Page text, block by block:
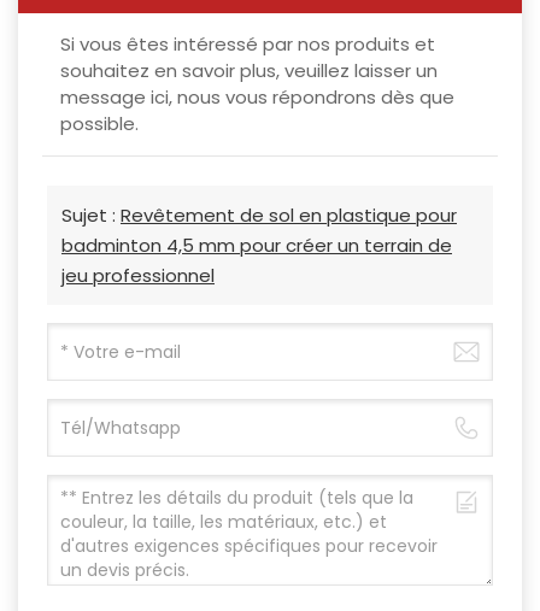
Si vous êtes intéressé par nos produits et
souhaitez en savoir plus, veuillez laisser un
message ici, nous vous répondrons dès que
possible.
Sujet : Revêtement de sol en plastique pour
badminton 4,5 mm pour créer un terrain de
jeu professionnel